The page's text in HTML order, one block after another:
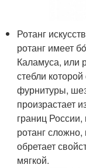
Ротанг
ротанг имеет
Каламуса, или
стебли
фурнитуры,
произрастает
границ
ротанг
обретает
мягкой.